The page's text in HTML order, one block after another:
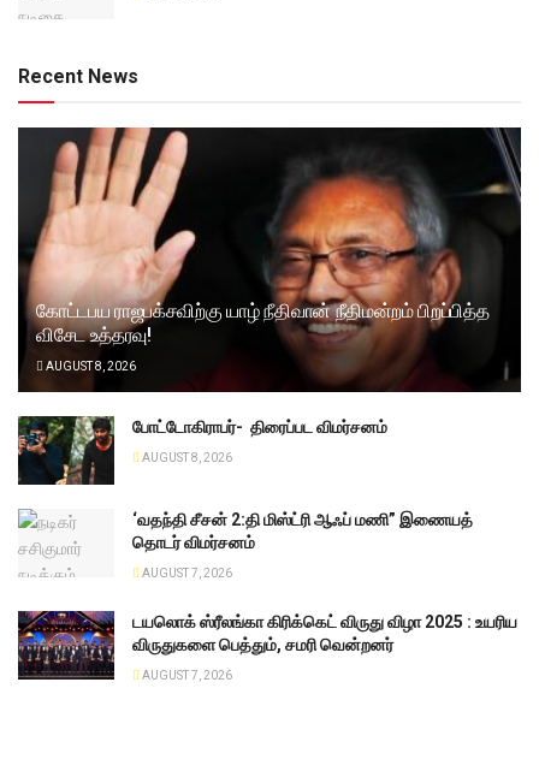
Recent News
கோட்டபய ராஜபக்சவிற்கு யாழ் நீதிவான் நீதிமன்றம் பிறப்பித்த
விசேட உத்தரவு!
AUGUST 8, 2026
போட்டோகிராபர்- ‌ திரைப்பட விமர்சனம்
AUGUST 8, 2026
‘வதந்தி சீசன் 2:தி மிஸ்ட்ரி ஆஃப் மணி” இணையத்
தொடர் விமர்சனம்
AUGUST 7, 2026
டயலொக் ஸ்ரீலங்கா கிரிக்கெட் விருது விழா 2025 : உயரிய
விருதுகளை பெத்தும், சமரி வென்றனர்
AUGUST 7, 2026